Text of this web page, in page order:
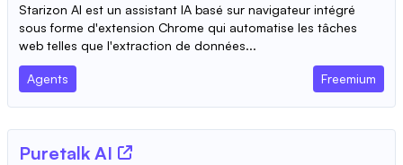
Starizon AI est un assistant IA basé sur navigateur intégré
sous forme d'extension Chrome qui automatise les tâches
web telles que l'extraction de données...
Agents Freemium
Puretalk AI